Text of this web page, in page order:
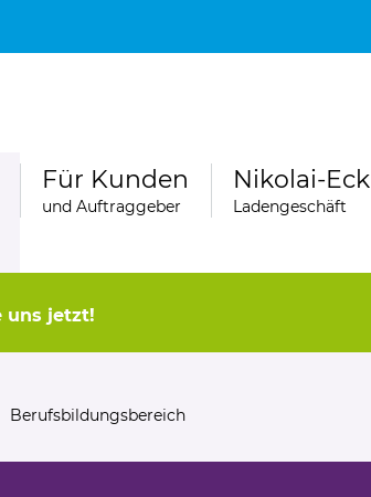
Für Kunden
und Auftraggeber
Nikolai-Eck
Ladengeschäft
uns jetzt!
Berufsbildungsbereich